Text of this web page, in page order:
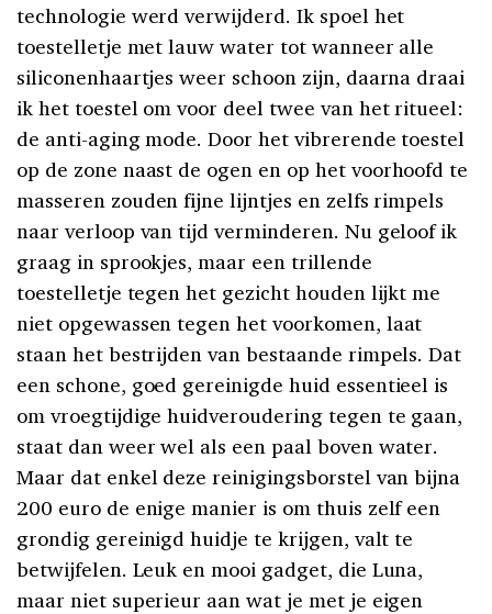
technologie werd verwijderd. Ik spoel het
toestelletje met lauw water tot wanneer alle
siliconenhaartjes weer schoon zijn, daarna draai
ik het toestel om voor deel twee van het ritueel:
de anti-aging mode. Door het vibrerende toestel
op de zone naast de ogen en op het voorhoofd te
masseren zouden fijne lijntjes en zelfs rimpels
naar verloop van tijd verminderen. Nu geloof ik
graag in sprookjes, maar een trillende
toestelletje tegen het gezicht houden lijkt me
niet opgewassen tegen het voorkomen, laat
staan het bestrijden van bestaande rimpels. Dat
een schone, goed gereinigde huid essentieel is
om vroegtijdige huidveroudering tegen te gaan,
staat dan weer wel als een paal boven water.
Maar dat enkel deze reinigingsborstel van bijna
200 euro de enige manier is om thuis zelf een
grondig gereinigd huidje te krijgen, valt te
betwijfelen. Leuk en mooi gadget, die Luna,
maar niet superieur aan wat je met je eigen